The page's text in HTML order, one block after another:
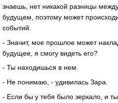
знаешь, нет никакой разницы
будущем, поэтому может
событий.
- Значит, мое прошлое может
будущее, я смогу видеть его?
- Ты находишься в нем.
- Не понимаю, - удивилась Зара.
- Если бы у тебя было зеркало, и